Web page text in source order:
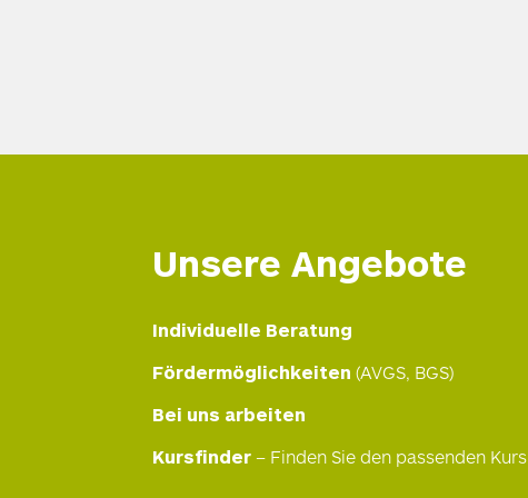
Unsere Angebote
Individuelle Beratung
Fördermöglichkeiten (AVGS, BGS)
Bei uns arbeiten
Kursfinder – Finden Sie den passenden Kurs